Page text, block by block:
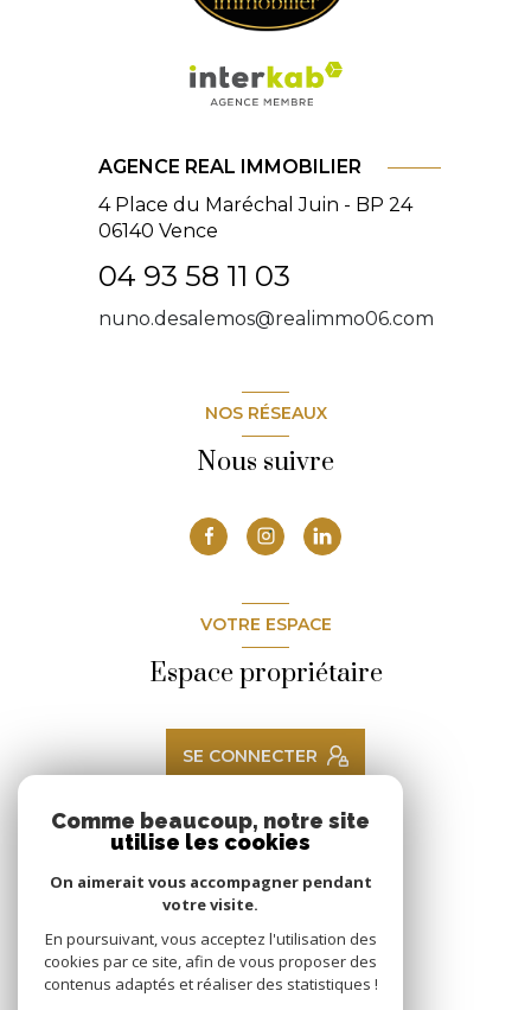
AGENCE REAL IMMOBILIER
4 Place du Maréchal Juin - BP 24
06140 Vence
04 93 58 11 03
nuno.desalemos@realimmo06.com
NOS RÉSEAUX
Nous suivre
VOTRE ESPACE
Espace propriétaire
SE CONNECTER
ADHÉRENTS
Nous adhérons
Comme beaucoup, notre site
utilise les cookies
On aimerait vous accompagner pendant
votre visite.
En poursuivant, vous acceptez l'utilisation des
cookies par ce site, afin de vous proposer des
contenus adaptés et réaliser des statistiques !